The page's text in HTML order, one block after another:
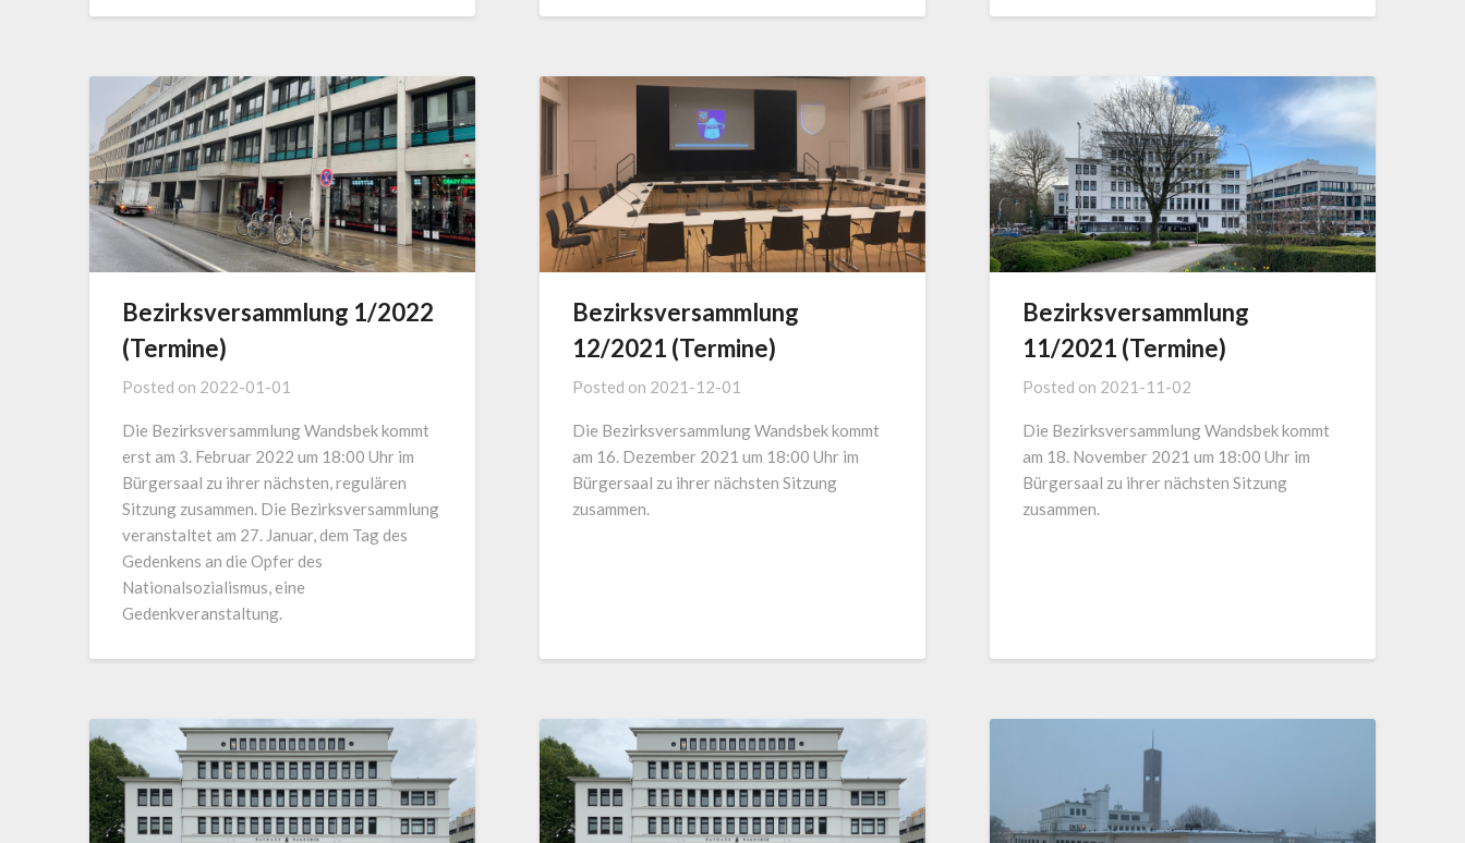
Bezirksversammlung 1/2022
(Termine)
Posted on 2022-01-01
Die Bezirksversammlung Wandsbek kommt
erst am 3. Februar 2022 um 18:00 Uhr im
Bürgersaal zu ihrer nächsten, regulären
Sitzung zusammen. Die Bezirksversammlung
veranstaltet am 27. Januar, dem Tag des
Gedenkens an die Opfer des
Nationalsozialismus, eine
Gedenkveranstaltung.
Bezirksversammlung
12/2021 (Termine)
Posted on 2021-12-01
Die Bezirksversammlung Wandsbek kommt
am 16. Dezember 2021 um 18:00 Uhr im
Bürgersaal zu ihrer nächsten Sitzung
zusammen.
Bezirksversammlung
11/2021 (Termine)
Posted on 2021-11-02
Die Bezirksversammlung Wandsbek kommt
am 18. November 2021 um 18:00 Uhr im
Bürgersaal zu ihrer nächsten Sitzung
zusammen.